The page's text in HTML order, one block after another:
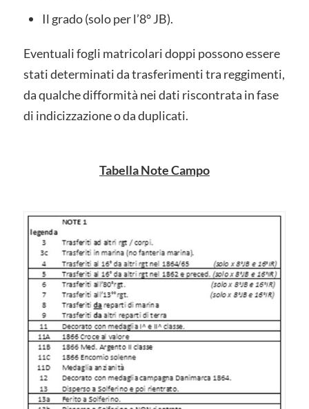
Il grado (solo per l’8° JB).
Eventuali fogli matricolari doppi possono essere
stati determinati da trasferimenti tra reggimenti,
da qualche difformità nei dati riscontrata in fase
di indicizzazione o da duplicati.
Tabella Note Campo